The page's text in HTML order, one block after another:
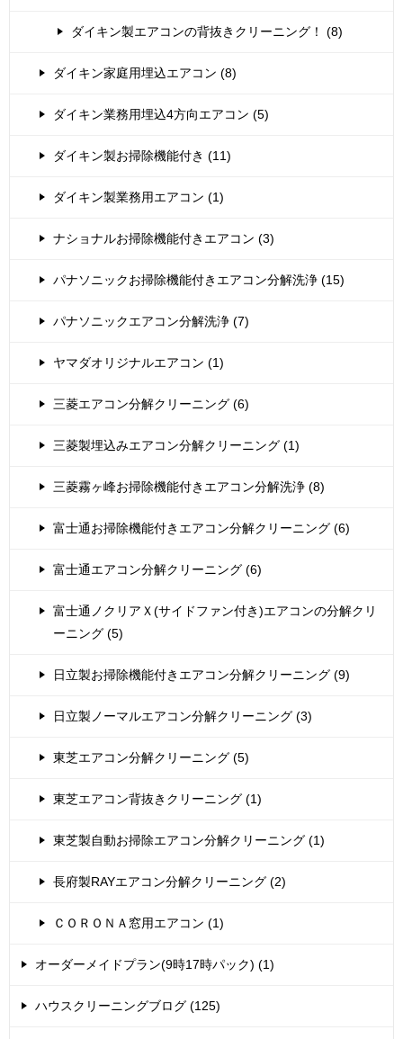
ダイキン製エアコンの背抜きクリーニング！ (8)
ダイキン家庭用埋込エアコン (8)
ダイキン業務用埋込4方向エアコン (5)
ダイキン製お掃除機能付き (11)
ダイキン製業務用エアコン (1)
ナショナルお掃除機能付きエアコン (3)
パナソニックお掃除機能付きエアコン分解洗浄 (15)
パナソニックエアコン分解洗浄 (7)
ヤマダオリジナルエアコン (1)
三菱エアコン分解クリーニング (6)
三菱製埋込みエアコン分解クリーニング (1)
三菱霧ヶ峰お掃除機能付きエアコン分解洗浄 (8)
富士通お掃除機能付きエアコン分解クリーニング (6)
富士通エアコン分解クリーニング (6)
富士通ノクリアＸ(サイドファン付き)エアコンの分解クリ
ーニング (5)
日立製お掃除機能付きエアコン分解クリーニング (9)
日立製ノーマルエアコン分解クリーニング (3)
東芝エアコン分解クリーニング (5)
東芝エアコン背抜きクリーニング (1)
東芝製自動お掃除エアコン分解クリーニング (1)
長府製RAYエアコン分解クリーニング (2)
ＣＯＲＯＮＡ窓用エアコン (1)
オーダーメイドプラン(9時17時パック) (1)
ハウスクリーニングブログ (125)